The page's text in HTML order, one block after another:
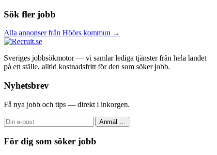
Sök fler jobb
Alla annonser från Höörs kommun →
Sveriges jobbsökmotor — vi samlar lediga tjänster från hela landet
på ett ställe, alltid kostnadsfritt för den som söker jobb.
Nyhetsbrev
Få nya jobb och tips — direkt i inkorgen.
Anmäl
För dig som söker jobb